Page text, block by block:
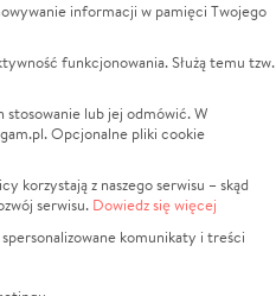
LGBTQ+
Powódź
Wichura
Religia
Edukacja
informacji w pamięci Twojego
funkcjonowania. Służą temu tzw.
lub jej odmówić. W
Opcjonalne pliki cookie
korzystają z naszego serwisu – skąd
serwisu. Dowiedz się więcej
komunikaty i treści